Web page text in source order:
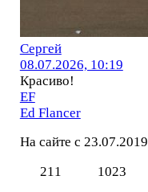
Сергей
08.07.2026, 10:19
Красиво!
EF
Ed Flancer
На сайте с 23.07.2019
211
1023